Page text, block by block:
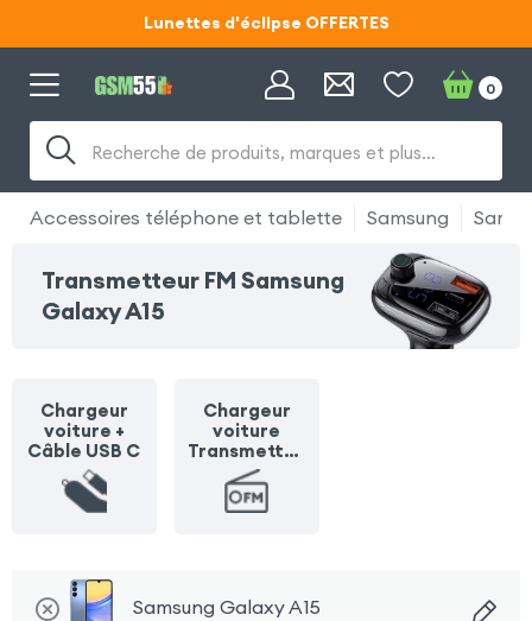
Lunettes d'éclipse OFFERTES
Code ECLIPSE55
Code ECLIPSE55
Recherche de produits, marques et plus…
0
Accessoires téléphone et tablette Samsung
Transmetteur FM Samsung
Galaxy A15
Chargeur
voiture +
Câble USB C
Chargeur
voiture
Transmetteu
r FM
Samsung Galaxy A15